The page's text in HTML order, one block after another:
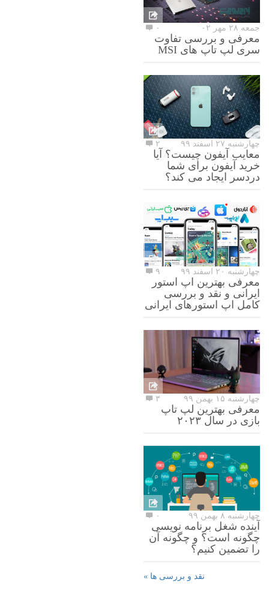
جمعه ۲۸ مهر ۰۲ ۰
معرفی و بررسی تفاوت
سری لپ تاپ های MSI
چهارشنبه ۲۷ اسفند ۹۹ ۲
معایب آیفون چیست؟ آیا
خرید آیفون برای شما
دردسر ایجاد می کند؟
چهارشنبه ۲۰ اسفند ۹۹ ۹
معرفی بهترین اپ استور
ایرانی و نقد و بررسی
کامل اپ استورهای ایرانی
چهارشنبه ۱۵ بهمن ۹۹ ۳
معرفی بهترین لپ تاپ
بازی در سال ۲۰۲۳
چهارشنبه ۸ بهمن ۹۹ ۰
آینده شغل برنامه نویسی
چگونه است؟ و چگونه آن
را تضمین کنیم؟
نقد و بررسی ها »